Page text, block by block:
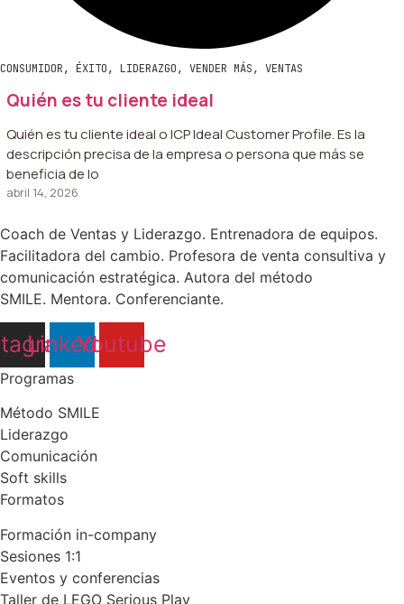
CONSUMIDOR, ÉXITO, LIDERAZGO, VENDER MÁS, VENTAS
Quién es tu cliente ideal
Quién es tu cliente ideal o ICP Ideal Customer Profile. Es la
descripción precisa de la empresa o persona que más se
beneficia de lo
abril 14, 2026
Coach de Ventas y Liderazgo. Entrenadora de equipos.
Facilitadora del cambio. Profesora de venta consultiva y
comunicación estratégica. Autora del método
SMILE. Mentora. Conferenciante.
LinkedinYoutube
Programas
Método SMILE
Liderazgo
Comunicación
Soft skills
Formatos
Formación in-company
Sesiones 1:1
Eventos y conferencias
Taller de LEGO Serious Play